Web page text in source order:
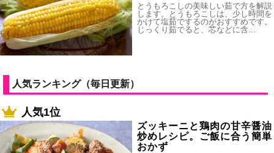
とうもろこしの美味しい茹で方を解説
します。とうもろこしは、少し時間を
かけて塩茹でするのがおすすめです。
じっくり茹でると、芯などに含…
人気ランキング（毎日更新）
人気1位
ズッキーニと鶏肉の甘辛醤油
炒めレシピ。ご飯に合う簡単
おかず